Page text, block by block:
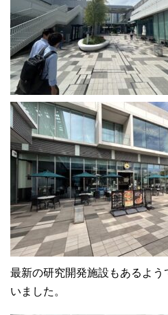
最新の研究開発施設もあるよ
いました。